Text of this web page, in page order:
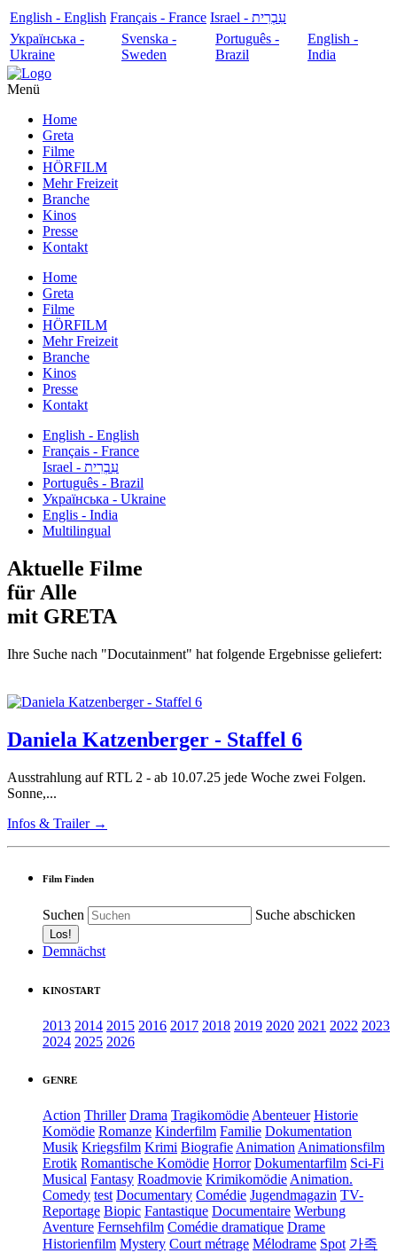
English - English Français - France
עִבְרִית - Israel
Українська -
Ukraine
Svenska -
Sweden
Português -
Brazil
English -
India
Menü
Home
Greta
Filme
HÖRFILM
Mehr Freizeit
Branche
Kinos
Presse
Kontakt
Home
Greta
Filme
HÖRFILM
Mehr Freizeit
Branche
Kinos
Presse
Kontakt
English - English
Français - France
עִבְרִית - Israel
Português - Brazil
Українська - Ukraine
Englis - India
Multilingual
Aktuelle Filme
für Alle
mit GRETA
Ihre Suche nach "Docutainment" hat folgende Ergebnisse geliefert:
Daniela Katzenberger - Staffel 6
Ausstrahlung auf RTL 2 - ab 10.07.25 jede Woche zwei Folgen.
Sonne,...
Infos & Trailer →
Film Finden
Suchen Suche abschicken
Demnächst
KINOSTART
2013 2014 2015 2016 2017 2018 2019 2020 2021 2022 2023
2024 2025 2026
GENRE
Action Thriller Drama TragikomödieAbenteuer Historie
Komödie Romanze Kinderfilm Familie Dokumentation
Musik Kriegsfilm Krimi BiografieAnimationAnimationsfilm
Erotik Romantische Komödie Horror Dokumentarfilm Sci-Fi
Musical Fantasy Roadmovie KrimikomödieAnimation.
Comedy test Documentary Comédie Jugendmagazin TV-
Reportage Biopic Fantastique Documentaire Werbung
Aventure Fernsehfilm Comédie dramatique Drame
Historienfilm Mystery Court métrage Mélodrame Spot 가족